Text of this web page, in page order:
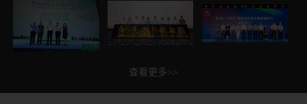
影强国历史机遇，坚持“创作为本、产业为基”发..
查看更多>>